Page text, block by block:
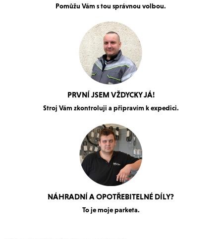
Pomůžu Vám s tou správnou volbou.
PRVNÍ JSEM VŽDYCKY JÁ!
Stroj Vám zkontroluji a připravím k expedici.
NÁHRADNÍ A OPOTŘEBITELNÉ DÍLY?
To je moje parketa.